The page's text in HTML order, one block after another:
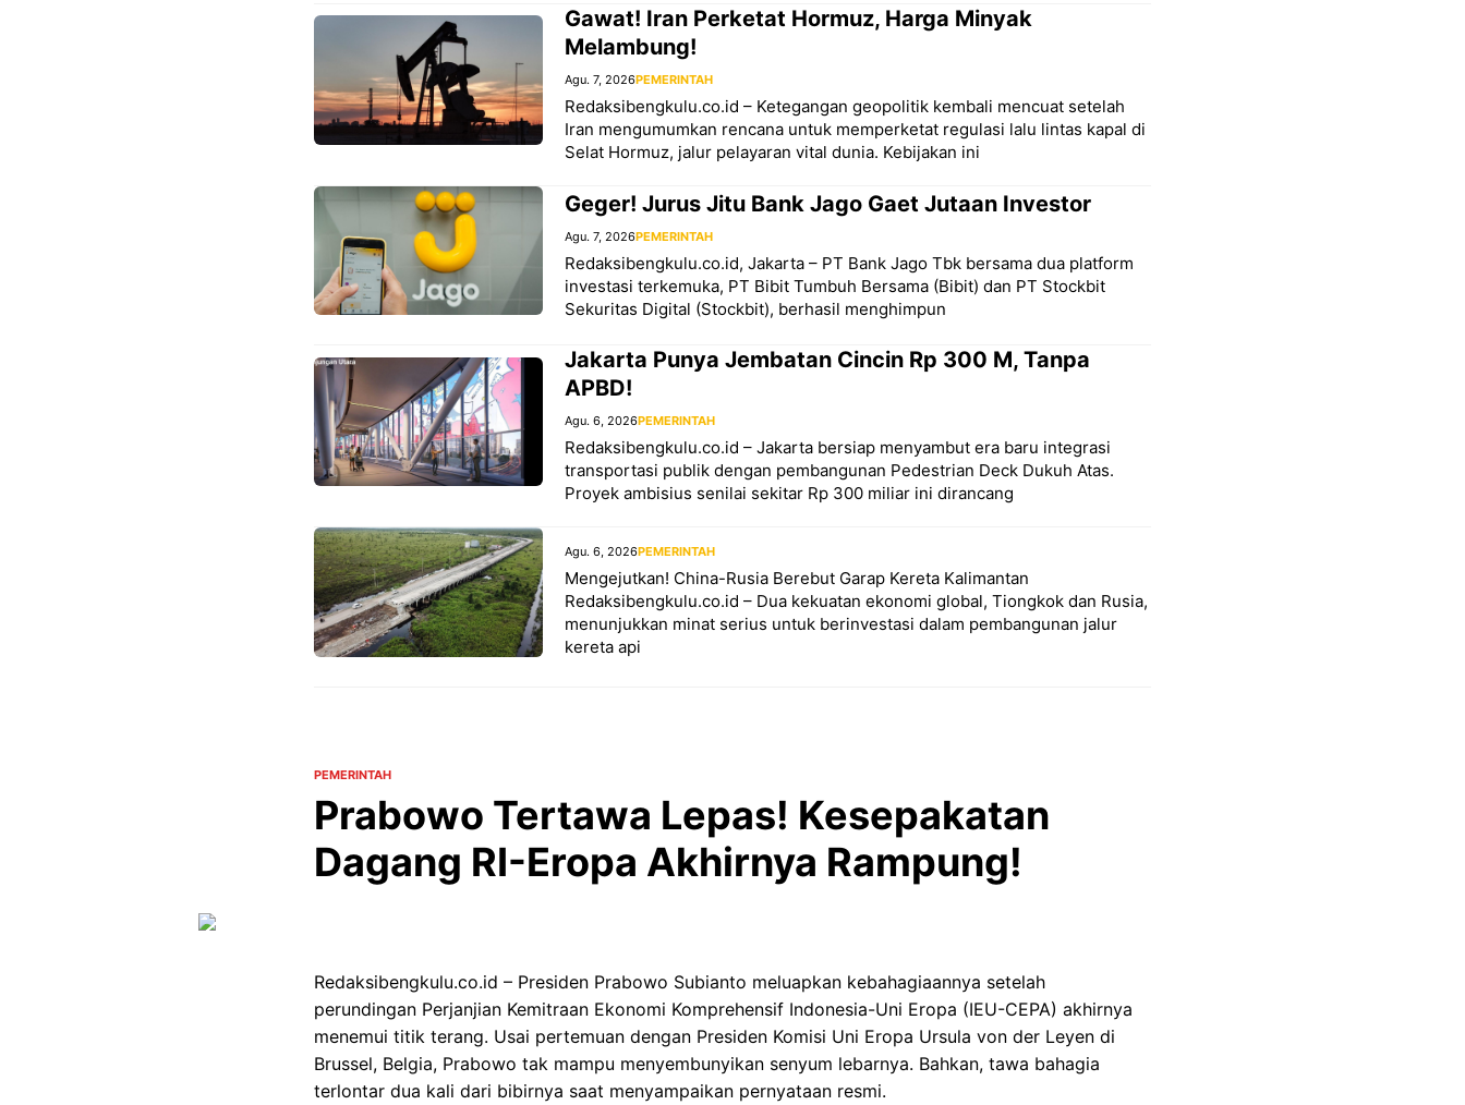
Gawat! Iran Perketat Hormuz, Harga Minyak
Melambung!
Agu. 7, 2026PEMERINTAH
Redaksibengkulu.co.id – Ketegangan geopolitik kembali mencuat setelah
Iran mengumumkan rencana untuk memperketat regulasi lalu lintas kapal di
Selat Hormuz, jalur pelayaran vital dunia. Kebijakan ini
Geger! Jurus Jitu Bank Jago Gaet Jutaan Investor
Agu. 7, 2026PEMERINTAH
Redaksibengkulu.co.id, Jakarta – PT Bank Jago Tbk bersama dua platform
investasi terkemuka, PT Bibit Tumbuh Bersama (Bibit) dan PT Stockbit
Sekuritas Digital (Stockbit), berhasil menghimpun
Jakarta Punya Jembatan Cincin Rp 300 M, Tanpa
APBD!
Agu. 6, 2026PEMERINTAH
Redaksibengkulu.co.id – Jakarta bersiap menyambut era baru integrasi
transportasi publik dengan pembangunan Pedestrian Deck Dukuh Atas.
Proyek ambisius senilai sekitar Rp 300 miliar ini dirancang
Agu. 6, 2026PEMERINTAH
Mengejutkan! China-Rusia Berebut Garap Kereta Kalimantan
Redaksibengkulu.co.id – Dua kekuatan ekonomi global, Tiongkok dan Rusia,
menunjukkan minat serius untuk berinvestasi dalam pembangunan jalur
kereta api
PEMERINTAH
Prabowo Tertawa Lepas! Kesepakatan
Dagang RI-Eropa Akhirnya Rampung!
Redaksibengkulu.co.id – Presiden Prabowo Subianto meluapkan kebahagiaannya setelah
perundingan Perjanjian Kemitraan Ekonomi Komprehensif Indonesia-Uni Eropa (IEU-CEPA) akhirnya
menemui titik terang. Usai pertemuan dengan Presiden Komisi Uni Eropa Ursula von der Leyen di
Brussel, Belgia, Prabowo tak mampu menyembunyikan senyum lebarnya. Bahkan, tawa bahagia
terlontar dua kali dari bibirnya saat menyampaikan pernyataan resmi.